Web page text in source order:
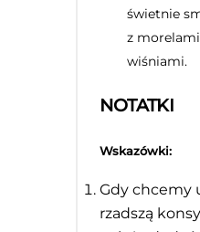
świetnie
z
wiśniami.
NOTATKI
Wskazówki:
Gdy chcemy
rzadszą